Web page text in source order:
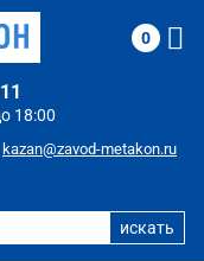
18:00
kazan@zavod-metakon.ru
0